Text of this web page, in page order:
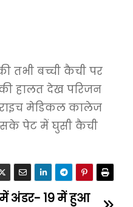
तभी बच्ची कैची पर
हालत देख परिजन
मेडिकल कालेज
पेट में घुसी कैची
में अंडर- 19 में हुआ